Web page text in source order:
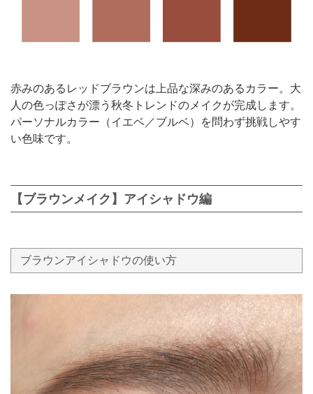
赤みのあるレッドブラウンは上品な深みのあるカラー。大
人の色っぽさが漂う秋冬トレンドのメイクが完成します。
パーソナルカラー（イエベ／ブルベ）を問わず挑戦しやす
い色味です。
【ブラウンメイク】アイシャドウ編
ブラウンアイシャドウの使い方